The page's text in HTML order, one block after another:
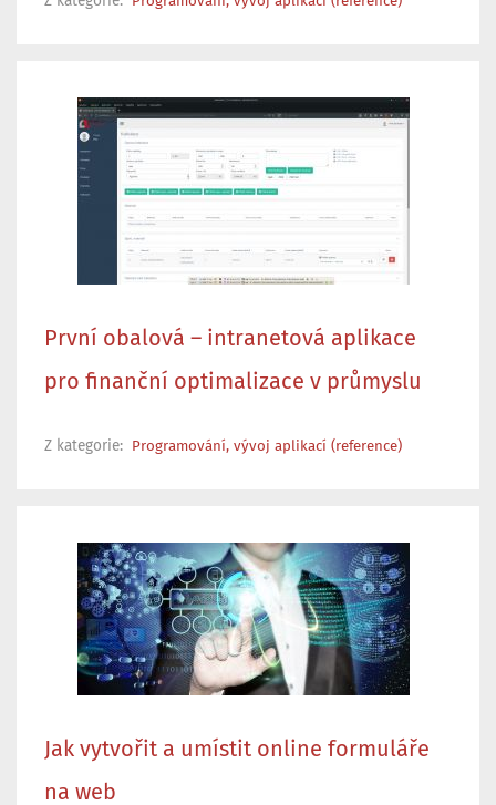
První obalová – intranetová aplikace
pro finanční optimalizace v průmyslu
Z kategorie: Programování, vývoj aplikací (reference)
Jak vytvořit a umístit online formuláře
na web